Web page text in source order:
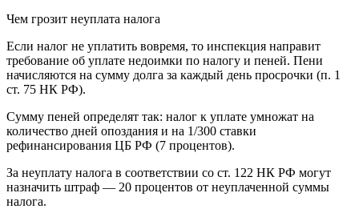
Чем грозит неуплата налога
Если налог не уплатить вовремя, то инспекция направит
требование об уплате недоимки по налогу и пеней. Пени
начисляются на сумму долга за каждый день просрочки (п. 1
ст. 75 НК РФ).
Сумму пеней определят так: налог к уплате умножат на
количество дней опоздания и на 1/300 ставки
рефинансирования ЦБ РФ (7 процентов).
За неуплату налога в соответствии со ст. 122 НК РФ могут
назначить штраф — 20 процентов от неуплаченной суммы
налога.